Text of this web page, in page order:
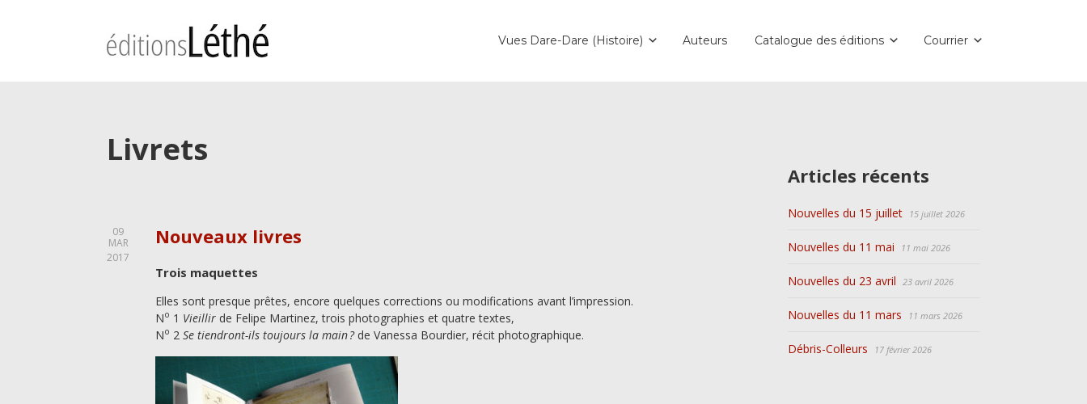
Vues Dare-Dare (Histoire) Auteurs Catalogue des éditions Courrier
Livrets
09
MAR
2017
Nouveaux livres
Trois maquettes
Elles sont presque prêtes, encore quelques corrections ou modifications avant l’impression.
No 1 Vieillir de Felipe Martinez, trois photographies et quatre textes,
No 2 Se tiendront-ils toujours la main ?de Vanessa Bourdier, récit photographique.
Articles récents
Nouvelles du 15 juillet 15 juillet 2026
Nouvelles du 11 mai 11 mai 2026
Nouvelles du 23 avril 23 avril 2026
Nouvelles du 11 mars 11 mars 2026
Débris-Colleurs 17 février 2026